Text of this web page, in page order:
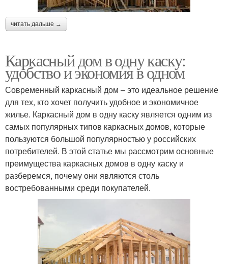
читать дальше →
Каркасный дом в одну каску:
удобство и экономия в одном
Современный каркасный дом – это идеальное решение
для тех, кто хочет получить удобное и экономичное
жилье. Каркасный дом в одну каску является одним из
самых популярных типов каркасных домов, которые
пользуются большой популярностью у российских
потребителей. В этой статье мы рассмотрим основные
преимущества каркасных домов в одну каску и
разберемся, почему они являются столь
востребованными среди покупателей.